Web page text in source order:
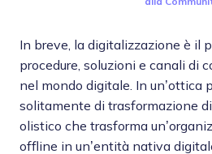
In breve, la digitalizzazione è il
procedure, soluzioni e canali di
nel mondo digitale. In un’ottica
solitamente di trasformazione
olistico che trasforma
offline in un’entità nativa